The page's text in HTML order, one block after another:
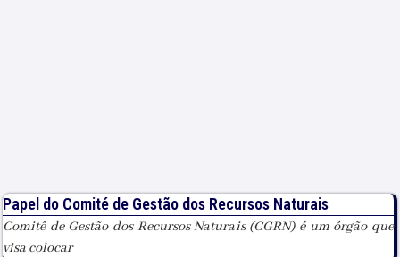
Papel do Comité de Gestão dos Recursos Naturais
Comitê de Gestão dos Recursos Naturais (CGRN) é um órgão que
visa colocar